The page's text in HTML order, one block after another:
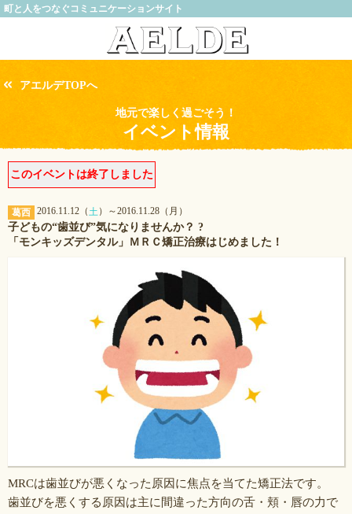
町と人をつなぐコミュニケーションサイト
アエルデTOPへ
地元で楽しく過ごそう！
イベント情報
このイベントは終了しました
葛西 2016.11.12（土）～2016.11.28（月）
子どもの“歯並び”気になりませんか？ ?
「モンキッズデンタル」ＭＲＣ矯正治療はじめました！
MRCは歯並びが悪くなった原因に焦点を当てた矯正法です。
歯並びを悪くする原因は主に間違った方向の舌・頬・唇の力で